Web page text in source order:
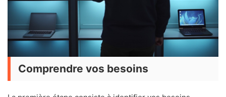
Comprendre vos besoins